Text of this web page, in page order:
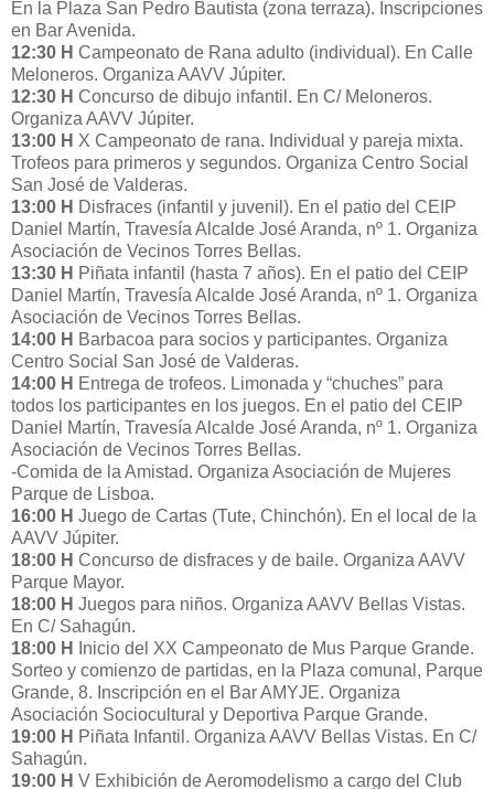
En la Plaza San Pedro Bautista (zona terraza). Inscripciones
en Bar Avenida.
12:30 H Campeonato de Rana adulto (individual). En Calle
Meloneros. Organiza AAVV Júpiter.
12:30 H Concurso de dibujo infantil. En C/ Meloneros.
Organiza AAVV Júpiter.
13:00 H X Campeonato de rana. Individual y pareja mixta.
Trofeos para primeros y segundos. Organiza Centro Social
San José de Valderas.
13:00 H Disfraces (infantil y juvenil). En el patio del CEIP
Daniel Martín, Travesía Alcalde José Aranda, nº 1. Organiza
Asociación de Vecinos Torres Bellas.
13:30 H Piñata infantil (hasta 7 años). En el patio del CEIP
Daniel Martín, Travesía Alcalde José Aranda, nº 1. Organiza
Asociación de Vecinos Torres Bellas.
14:00 H Barbacoa para socios y participantes. Organiza
Centro Social San José de Valderas.
14:00 H Entrega de trofeos. Limonada y “chuches” para
todos los participantes en los juegos. En el patio del CEIP
Daniel Martín, Travesía Alcalde José Aranda, nº 1. Organiza
Asociación de Vecinos Torres Bellas.
-Comida de la Amistad. Organiza Asociación de Mujeres
Parque de Lisboa.
16:00 H Juego de Cartas (Tute, Chinchón). En el local de la
AAVV Júpiter.
18:00 H Concurso de disfraces y de baile. Organiza AAVV
Parque Mayor.
18:00 H Juegos para niños. Organiza AAVV Bellas Vistas.
En C/ Sahagún.
18:00 H
Inicio del XX Campeonato de Mus Parque Grande.
Sorteo y comienzo de partidas, en la Plaza comunal, Parque
Grande, 8. Inscripción en el Bar AMYJE. Organiza
Asociación Sociocultural y Deportiva Parque Grande.
19:00 H Piñata Infantil. Organiza AAVV Bellas Vistas. En C/
Sahagún.
19:00 H V Exhibición de Aeromodelismo a cargo del Club